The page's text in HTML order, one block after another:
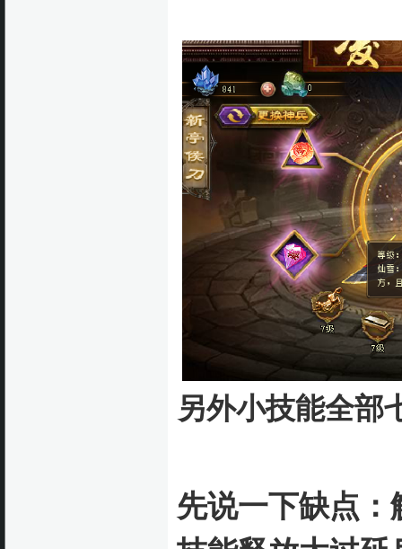
另外小技能全部
先说一下缺点